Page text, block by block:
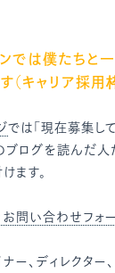
では僕たちと
キャリア採用枠
では「現在募集し
ブログを読んだ人
ます。
お問い合わせフォ
ー、ディレクター